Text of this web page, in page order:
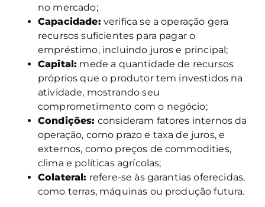
no mercado;
Capacidade: verifica se a operação gera
recursos suficientes para pagar o
empréstimo, incluindo juros e principal;
Capital: mede a quantidade de recursos
próprios que o produtor tem investidos na
atividade, mostrando seu
comprometimento com o negócio;
Condições: consideram fatores internos da
operação, como prazo e taxa de juros, e
externos, como preços de commodities,
clima e políticas agrícolas;
Colateral: refere-se às garantias oferecidas,
como terras, máquinas ou produção futura.